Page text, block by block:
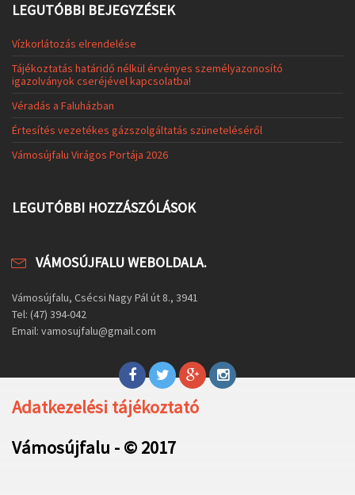
LEGUTÓBBI BEJEGYZÉSEK
Vízkorlátozás elrendelése
Tájékoztatás határidő nélkül érvényes személyazonosító
igazolványok cseréjével kapcsolatba!
Véradás a Faluházban
Értesítés vezetékes gázszolgáltatás szüneteléséről
Vámosújfalu Virágos Portája 2026
LEGUTÓBBI HOZZÁSZÓLÁSOK
VÁMOSÚJFALU WEBOLDALA.
Vámosújfalu, Csécsi Nagy Pál út 8., 3941
Tel: (47) 394-042
Email: vamosujfalu@gmail.com
Adatkezelési tájékoztató
Vámosújfalu - © 2017